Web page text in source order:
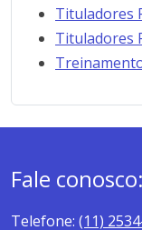
Tituladores
Tituladores
Fale conosco:
Telefone: (11)